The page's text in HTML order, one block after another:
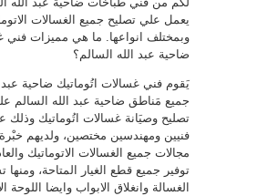
يعمل علي تصليح جميع الغسالات
وبمختلف انواعها. ما هي مميزات فني
ضاحية عبد الله السالم؟
يَقوم فني غسالات اتُوماتيك ضاحية عبد
جميع مَناطق ضاحية عبد الله السالم
تصليح وصيَانة غسالات اتُوماتيك وذلك
فنيين ومهندسين مختصين، ولديهم
مجالات جميع الغسالات الاتوماتيك
توفير جميع قطع الغيار المتاحة،
الغسالة وانغلاق الابواب وايضا اللوحة